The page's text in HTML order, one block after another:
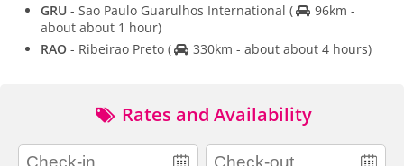
GRU - Sao Paulo Guarulhos International (
96km -
about about 1 hour)
RAO - Ribeirao Preto ( 330km - about about 4 hours)
Rates and Availability